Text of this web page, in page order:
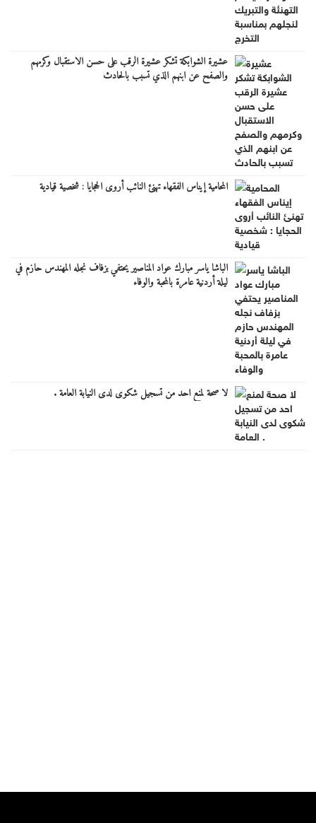
عشيرة الشوابكة تشكر عشيرة الرقب على حسن الاستقبال وكرمهم
والصفح عن ابنهم الذي تسبب بالحادث
المحامية إيناس الفقهاء تهنئ النائب أروى الحجايا : شخصية قيادية
الباشا ياسر مبارك عواد المناصير يحتفي بزفاف نجله المهندس حازم في
ليلة أردنية عامرة بالمحبة والوفاء
لا صحة لمنع احد من تسجيل شكوى لدى النيابة العامة .